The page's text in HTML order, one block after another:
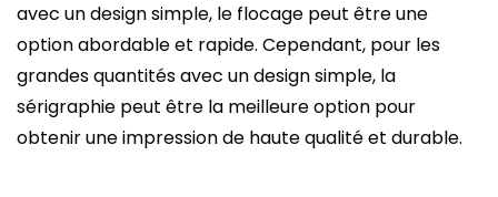
avec un design simple, le flocage peut être une
option abordable et rapide. Cependant, pour les
grandes quantités avec un design simple, la
sérigraphie peut être la meilleure option pour
obtenir une impression de haute qualité et durable.